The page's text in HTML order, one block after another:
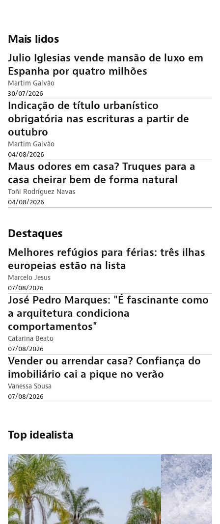
Mais lidos
Julio Iglesias vende mansão de luxo em
Espanha por quatro milhões
Martim Galvão
30/07/2026
Indicação de título urbanístico
obrigatória nas escrituras a partir de
outubro
Martim Galvão
04/08/2026
Maus odores em casa? Truques para a
casa cheirar bem de forma natural
Toñi Rodríguez Navas
04/08/2026
Destaques
Melhores refúgios para férias: três ilhas
europeias estão na lista
Marcelo Jesus
07/08/2026
José Pedro Marques: "É fascinante como
a arquitetura condiciona
comportamentos"
Catarina Beato
07/08/2026
Vender ou arrendar casa? Confiança do
imobiliário cai a pique no verão
Vanessa Sousa
07/08/2026
Top idealista